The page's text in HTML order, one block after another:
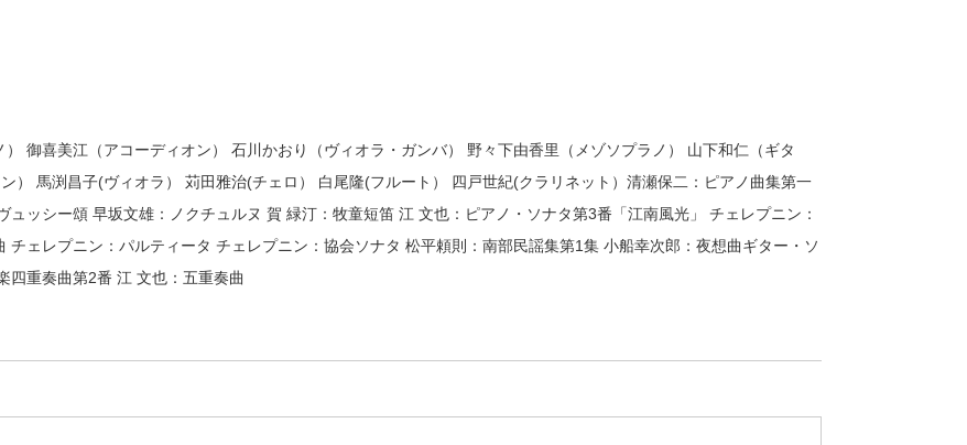
御喜美江（アコーディオン） 石川かおり（ヴィオラ・ガンバ） 野々下由香里（メゾソプラノ） 山下和仁（ギタ
） 馬渕昌子(ヴィオラ） 苅田雅治(チェロ） 白尾隆(フルート） 四戸世紀(クラリネット）清瀬保二：ピアノ曲集第一
ュッシー頌 早坂文雄：ノクチュルヌ 賀 緑汀：牧童短笛 江 文也：ピアノ・ソナタ第3番「江南風光」 チェレプニン：
チェレプニン：パルティータ チェレプニン：協会ソナタ 松平頼則：南部民謡集第1集 小船幸次郎：夜想曲ギター・ソ
四重奏曲第2番 江 文也：五重奏曲